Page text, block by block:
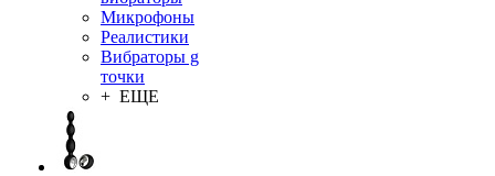
Микрофоны
Реалистики
Вибраторы g
точки
+ ЕЩЕ